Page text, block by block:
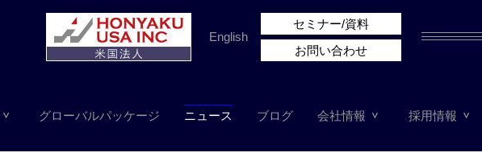
グローバルパッケージ ニュース ブログ 会社情報 採用情報
English
セミナー/資料
お問い合わせ